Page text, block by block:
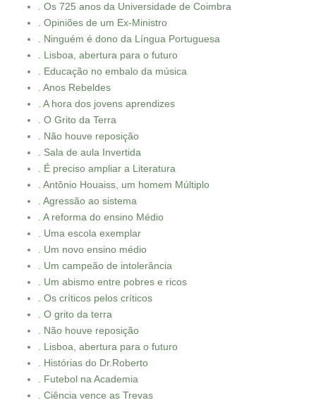
. Os 725 anos da Universidade de Coimbra
. Opiniões de um Ex-Ministro
. Ninguém é dono da Língua Portuguesa
. Lisboa, abertura para o futuro
. Educação no embalo da música
. Anos Rebeldes
. A hora dos jovens aprendizes
. O Grito da Terra
. Não houve reposição
. Sala de aula Invertida
. É preciso ampliar a Literatura
. Antônio Houaiss, um homem Múltiplo
. Agressão ao sistema
. A reforma do ensino Médio
. Uma escola exemplar
. Um novo ensino médio
. Um campeão de intolerância
. Um abismo entre pobres e ricos
. Os críticos pelos críticos
. O grito da terra
. Não houve reposição
. Lisboa, abertura para o futuro
. Histórias do Dr.Roberto
. Futebol na Academia
. Ciência vence as Trevas